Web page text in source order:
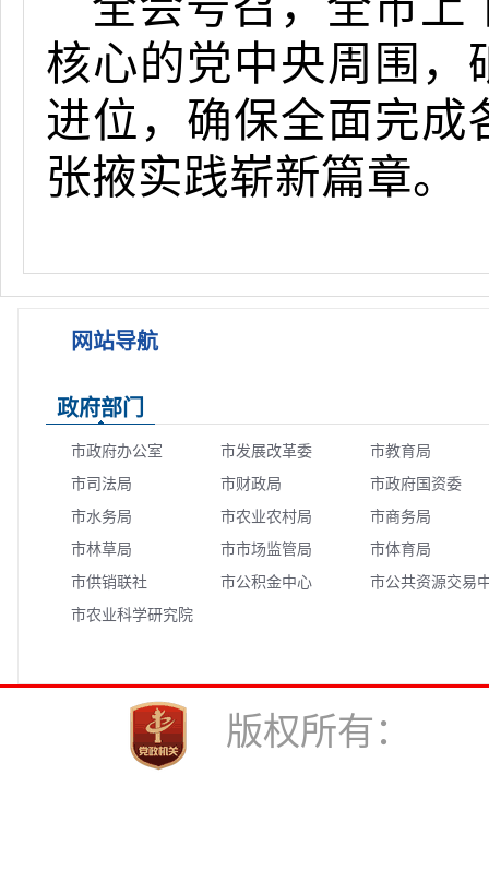
核心的党中央周围，
进位，确保全面完成
张掖实践崭新篇章。
网站导航
政府部门
市政府办公室 市发展改革委
市教育局
市司法局
市财政局
市政府国资委
市水务局
市农业农村局
市商务局
市林草局
市市场监管局
市体育局
市供销联社
市公积金中心
市公共资源交易
市农业科学研究院
版权所有： 中